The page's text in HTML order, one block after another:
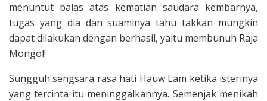
menuntut balas atas kematian saudara kembarnya,
tugas yang dia dan suaminya tahu takkan mungkin
dapat di­lakukan dengan berhasil, yaitu membunuh Raja
Mongol!
Sungguh sengsara rasa hati Hauw Lam ketika isterinya
yang tercin­ta itu meninggalkannya. Semenjak me­nikah